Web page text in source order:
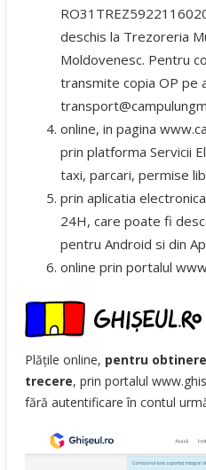
deschis la Trezoreria
Moldovenesc. Pentru
transmite copia OP pe
online, in pagina
prin platforma Servicii
taxi, parcari, permise
prin aplicatia
24H, care poate fi
pentru Android si din
online prin portalul
Plățile online, pentru
trecere, prin portalul
fără autentificare în contul